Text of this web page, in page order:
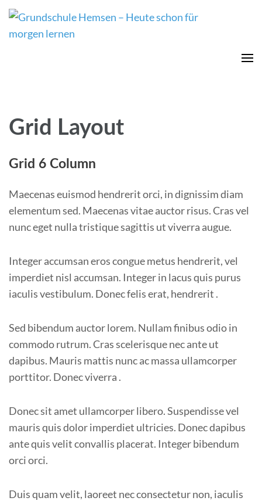
Grid Layout
Grid 6 Column
Maecenas euismod hendrerit orci, in dignissim diam
elementum sed. Maecenas vitae auctor risus. Cras vel
nunc eget nulla tristique sagittis ut viverra augue.
Integer accumsan eros congue metus hendrerit, vel
imperdiet nisl accumsan. Integer in lacus quis purus
iaculis vestibulum. Donec felis erat, hendrerit .
Sed bibendum auctor lorem. Nullam finibus odio in
commodo rutrum. Cras scelerisque nec ante ut
dapibus. Mauris mattis nunc ac massa ullamcorper
porttitor. Donec viverra .
Donec sit amet ullamcorper libero. Suspendisse vel
mauris quis dolor imperdiet ultricies. Donec dapibus
ante quis velit convallis placerat. Integer bibendum
orci orci.
Duis quam velit, laoreet nec consectetur non, iaculis